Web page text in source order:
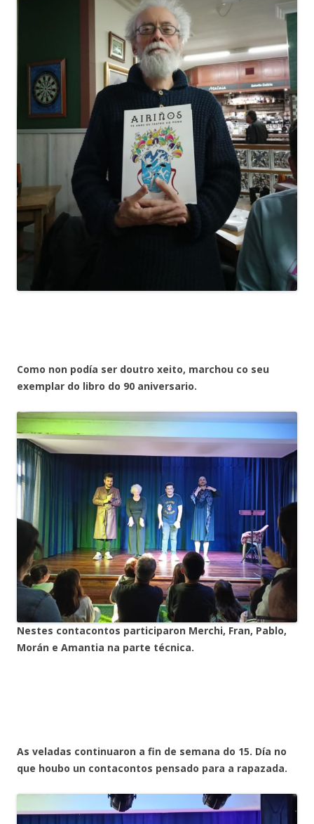
Como non podía ser doutro xeito, marchou co seu
exemplar do libro do 90 aniversario.
Nestes contacontos participaron Merchi, Fran, Pablo,
Morán e Amantia na parte técnica.
As veladas continuaron a fin de semana do 15. Día no
que houbo un contacontos pensado para a rapazada.